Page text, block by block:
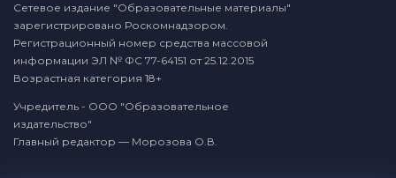
Сетевое издание "Образовательные материалы"
зарегистрировано Роскомнадзором.
Регистрационный номер средства массовой
информации ЭЛ № ФС 77-64151 от 25.12.2015
Возрастная категория 18+
Учредитель - ООО "Образовательное
издательство"
Главный редактор — Морозова О.В.